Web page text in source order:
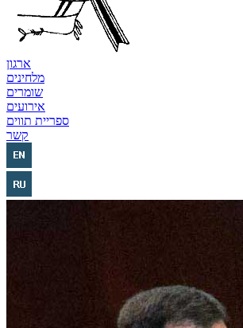
ארגון
מלחינים
שומרים
אירועים
ספריית תווים
קשר